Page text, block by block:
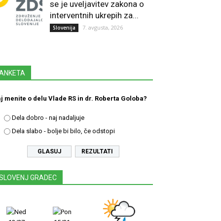
se je uveljavitev zakona o
interventnih ukrepih za...
Slovenija 7. avgusta, 2026
menite o delu Vlade RS in dr. Roberta Goloba?
Dela dobro - naj nadaljuje
Dela slabo - bolje bi bilo, če odstopi
REZULTATI
GRADEC